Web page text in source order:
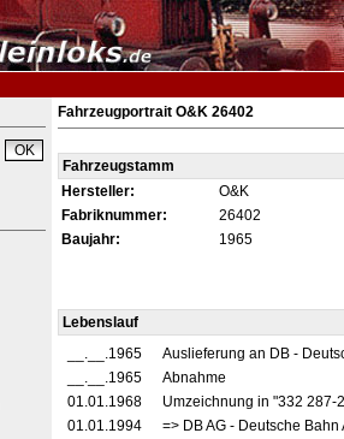
Fahrzeugportrait O&K 26402
Fahrzeugstamm
Hersteller:
O&K
Fabriknummer:
26402
Baujahr:
1965
Lebenslauf
__.__.1965
Auslieferung an DB -
__.__.1965
Abnahme
01.01.1968
Umzeichnung in "332 287-
01.01.1994
=> DB AG - Deutsche